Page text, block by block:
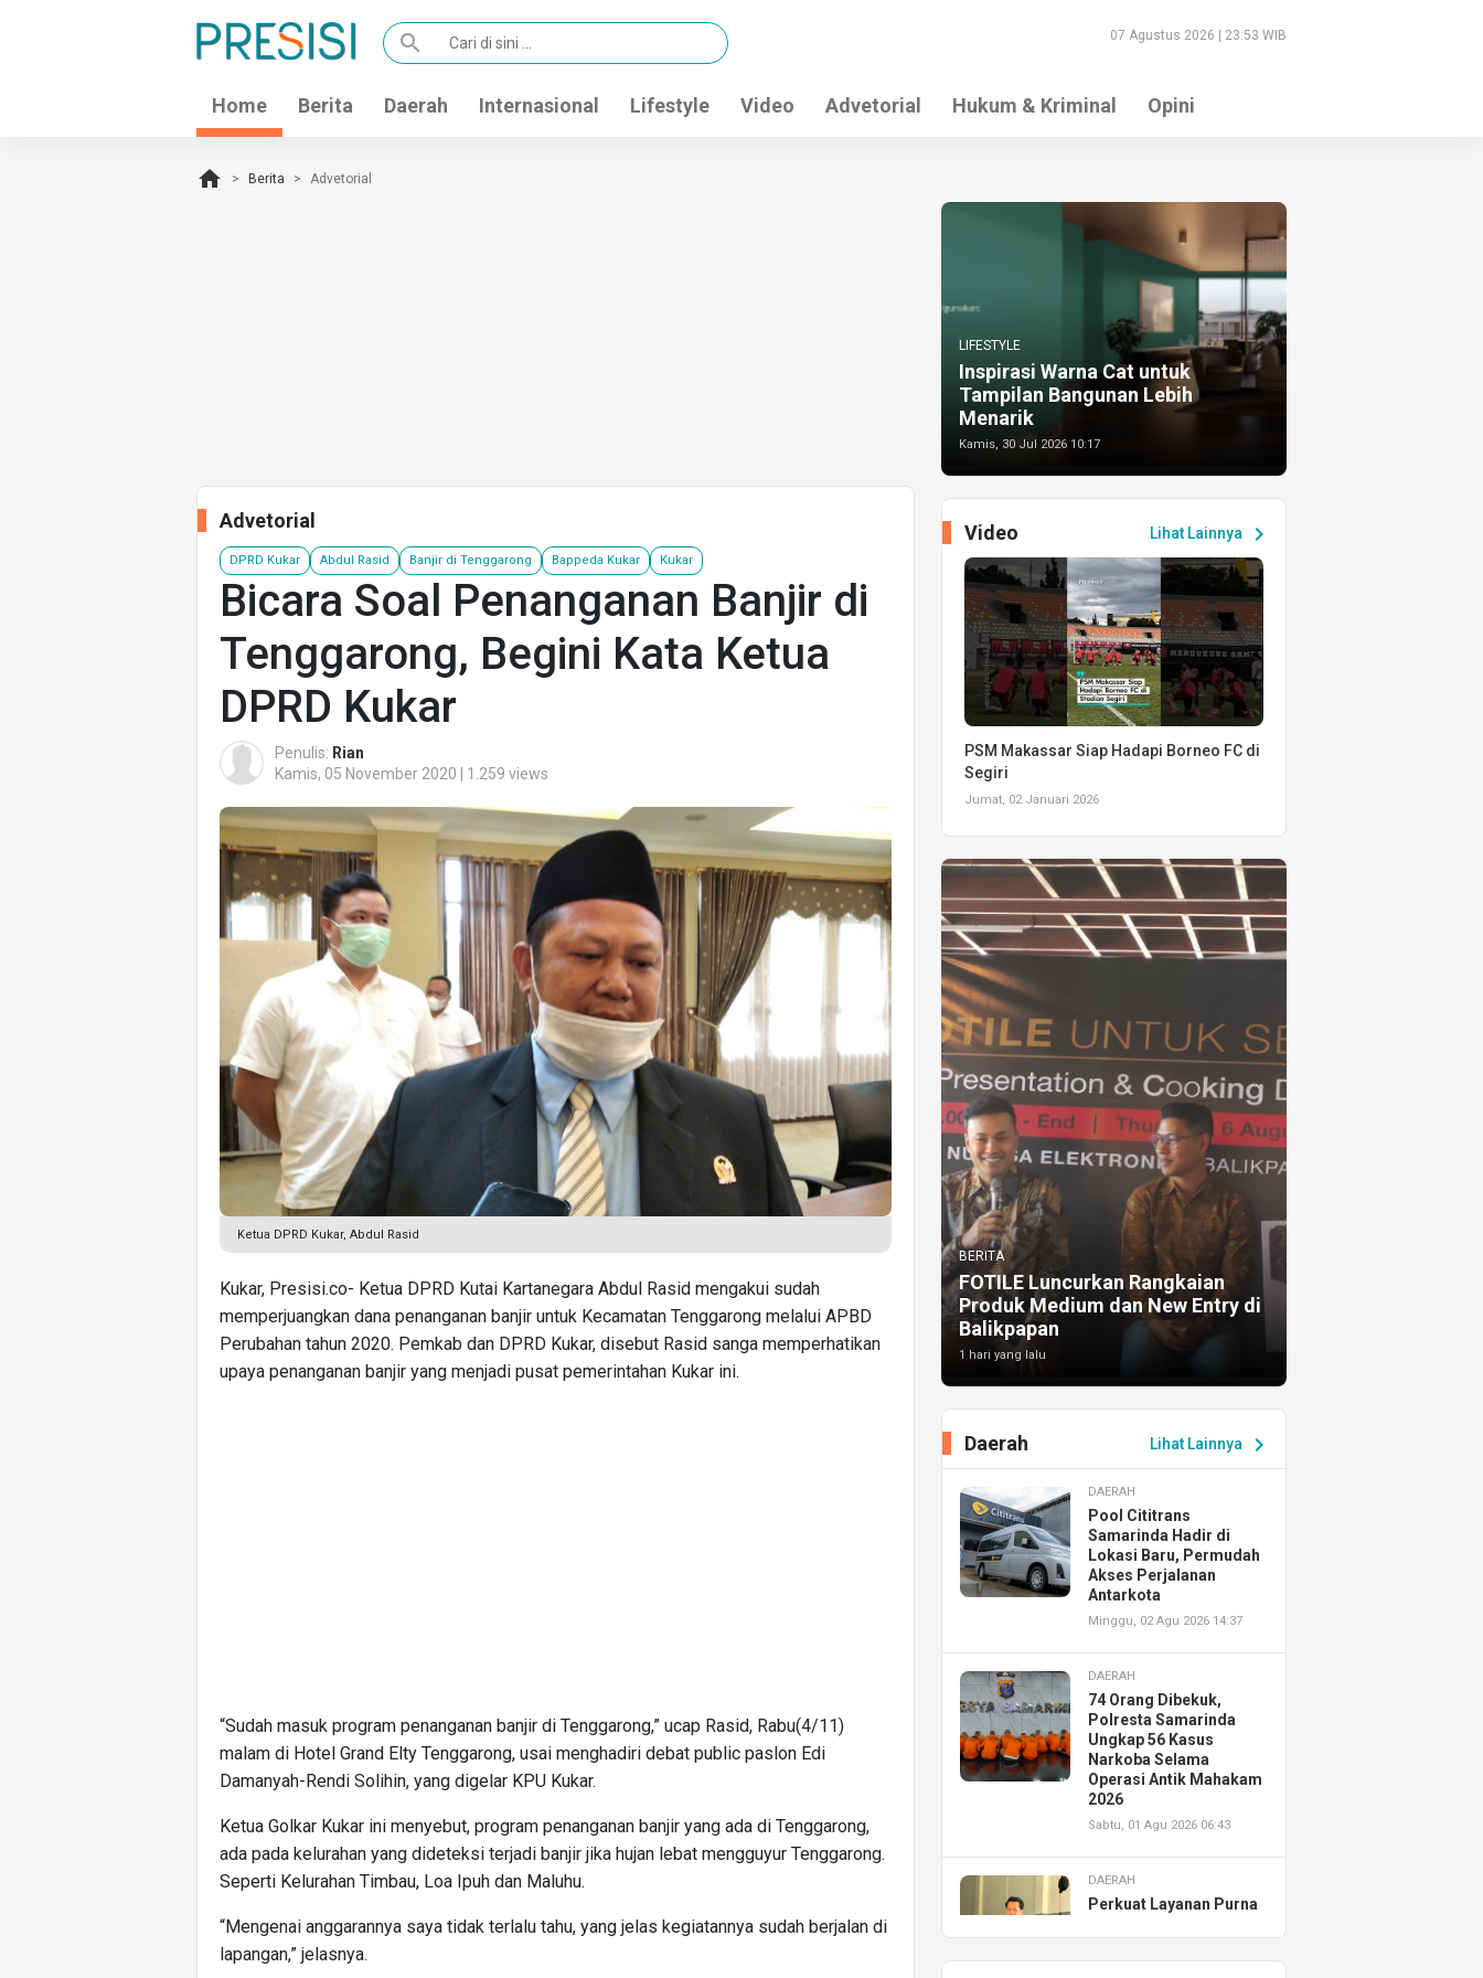
search 07 Agustus 2026 | 23:53 WIB
Home Berita Daerah Internasional Lifestyle Video Advetorial Hukum & Kriminal Opini
home Berita Advetorial
Advetorial
DPRD Kukar Abdul Rasid Banjir di Tenggarong Bappeda Kukar Kukar
Bicara Soal Penanganan Banjir di
Tenggarong, Begini Kata Ketua
DPRD Kukar
Penulis: Rian
Kamis, 05 November 2020 | 1.259 views
Ketua DPRD Kukar, Abdul Rasid
Kukar, Presisi.co- Ketua DPRD Kutai Kartanegara Abdul Rasid mengakui sudah
memperjuangkan dana penanganan banjir untuk Kecamatan Tenggarong melalui APBD
Perubahan tahun 2020. Pemkab dan DPRD Kukar, disebut Rasid sanga memperhatikan
upaya penanganan banjir yang menjadi pusat pemerintahan Kukar ini.
“Sudah masuk program penanganan banjir di Tenggarong,” ucap Rasid, Rabu(4/11)
malam di Hotel Grand Elty Tenggarong, usai menghadiri debat public paslon Edi
Damanyah-Rendi Solihin, yang digelar KPU Kukar.
Ketua Golkar Kukar ini menyebut, program penanganan banjir yang ada di Tenggarong,
ada pada kelurahan yang dideteksi terjadi banjir jika hujan lebat mengguyur Tenggarong.
Seperti Kelurahan Timbau, Loa Ipuh dan Maluhu.
“Mengenai anggarannya saya tidak terlalu tahu, yang jelas kegiatannya sudah berjalan di
lapangan,” jelasnya.
LIFESTYLE
Inspirasi Warna Cat untuk
Tampilan Bangunan Lebih
Menarik
Kamis, 30 Jul 2026 10:17
Lihat Lainnya chevron_right
Video
PSM Makassar Siap Hadapi Borneo FC di
Segiri
Jumat, 02 Januari 2026
BERITA
FOTILE Luncurkan Rangkaian
Produk Medium dan New Entry di
Balikpapan
1 hari yang lalu
Lihat Lainnya chevron_right
Daerah
DAERAH
Pool Cititrans
Samarinda Hadir di
Lokasi Baru, Permudah
Akses Perjalanan
Antarkota
Minggu, 02 Agu 2026 14:37
DAERAH
74 Orang Dibekuk,
Polresta Samarinda
Ungkap 56 Kasus
Narkoba Selama
Operasi Antik Mahakam
2026
Sabtu, 01 Agu 2026 06:43
DAERAH
Perkuat Layanan Purna
Resmikan AHASS